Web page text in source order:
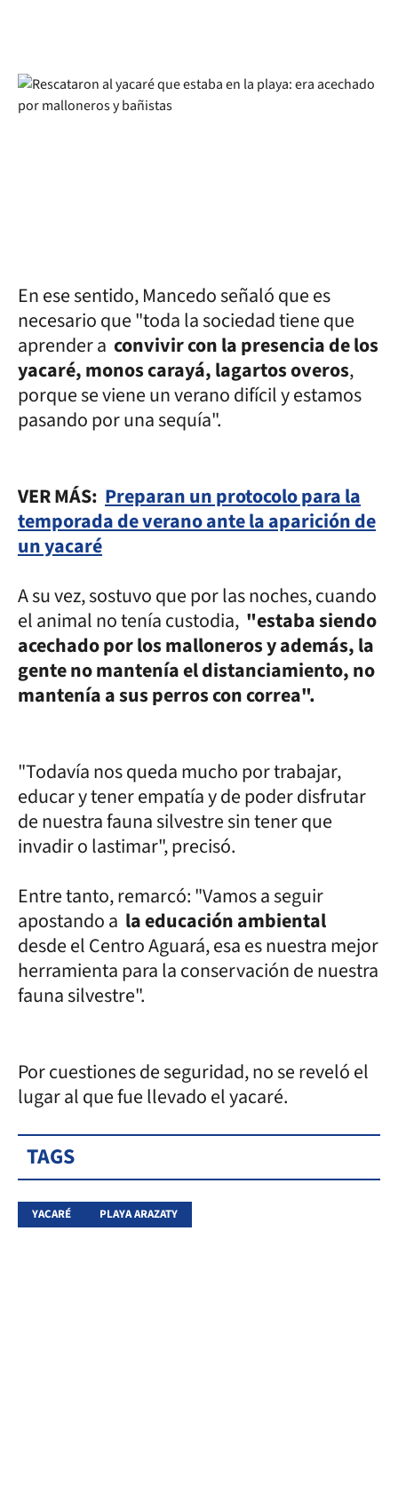
En ese sentido, Mancedo señaló que es
necesario que "toda la sociedad tiene que
aprender a convivir con la presencia de los
yacaré, monos carayá, lagartos overos,
porque se viene un verano difícil y estamos
pasando por una sequía".
VER MÁS: Preparan un protocolo para la
temporada de verano ante la aparición de
un yacaré
A su vez, sostuvo que por las noches, cuando
el animal no tenía custodia, "estaba siendo
acechado por los malloneros y además, la
gente no mantenía el distanciamiento, no
mantenía a sus perros con correa".
"Todavía nos queda mucho por trabajar,
educar y tener empatía y de poder disfrutar
de nuestra fauna silvestre sin tener que
invadir o lastimar", precisó.
Entre tanto, remarcó: "Vamos a seguir
apostando a la educación ambiental
desde el Centro Aguará, esa es nuestra mejor
herramienta para la conservación de nuestra
fauna silvestre".
Por cuestiones de seguridad, no se reveló el
lugar al que fue llevado el yacaré.
TAGS
YACARÉ PLAYA ARAZATY